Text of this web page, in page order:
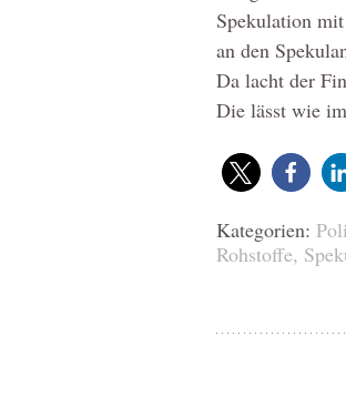
Spekulation
an den
Da lacht der
Die lässt wie
Kategorien:
Rohstoffe,